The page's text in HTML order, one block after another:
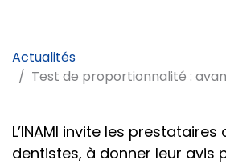
Actualités
Test de proportionnalité :
L’INAMI invite les
dentistes, à donner leur avis